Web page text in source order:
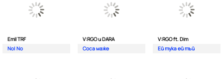
Emil TRF
No| No
V:RGO и DARA
Соса маже
V:RGO ft. Dim
Ей тука ей тъй